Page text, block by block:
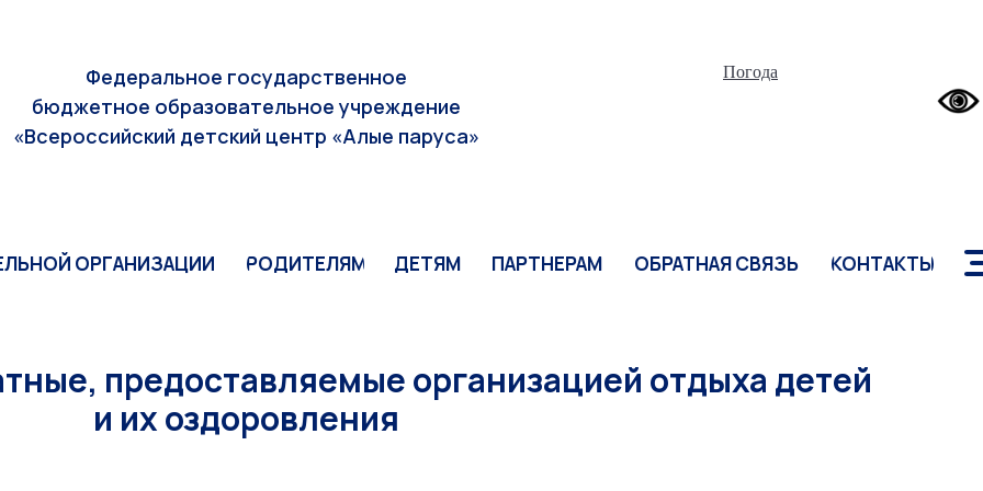
Федеральное государственное
бюджетное образовательное учреждение
«Всероссийский детский центр «Алые паруса»
Погода
ОРГАНИЗАЦИИ КОНТАКТЫ
ОБРАТНАЯ СВЯЗЬ
ПАРТНЕРАМ
ДЕТЯМ
РОДИТЕЛЯМ
ОРГАНИЗАЦИИ ОБРАТНАЯ СВЯЗЬ
предоставляемые организацией отдыха детей
и их оздоровления